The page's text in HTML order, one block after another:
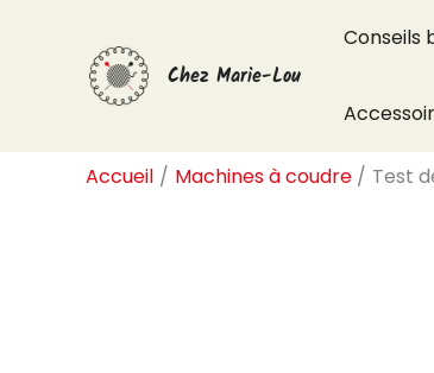
Chez Marie-Lou
Conseils
Accueil Machines à coudre Test